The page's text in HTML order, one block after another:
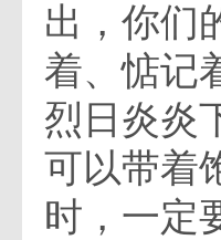
出，你们
着、惦记
烈日炎炎
可以带着
时，一定